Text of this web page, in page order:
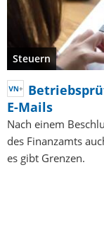
Steuern
E-Mails
Nach einem
des Finanzamts
es gibt Grenzen.